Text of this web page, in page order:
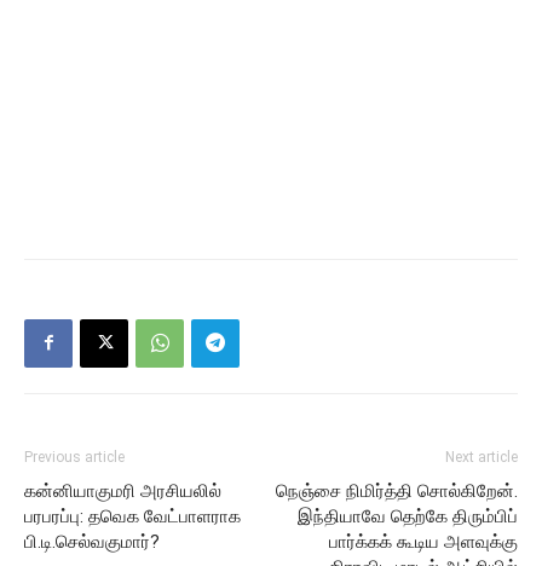
Previous article
கன்னியாகுமரி அரசியலில்
பரபரப்பு: தவெக வேட்பாளராக
பி.டி.செல்வகுமார்?
Next article
நெஞ்சை நிமிர்த்தி சொல்கிறேன்.
இந்தியாவே தெற்கே திரும்பிப்
பார்க்கக் கூடிய அளவுக்கு